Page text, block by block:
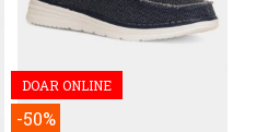
DOAR ONLINE
-50%